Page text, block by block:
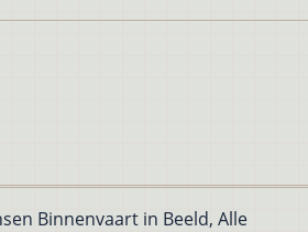
Binnenvaart in Beeld, Alle